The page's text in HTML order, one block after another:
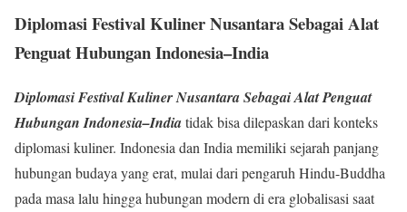
Diplomasi Festival Kuliner Nusantara Sebagai Alat
Penguat Hubungan Indonesia–India
Diplomasi Festival Kuliner Nusantara Sebagai Alat Penguat
Hubungan Indonesia–Indiatidak bisa dilepaskan dari konteks
diplomasi kuliner. Indonesia dan India memiliki sejarah panjang
hubungan budaya yang erat, mulai dari pengaruh Hindu-Buddha
pada masa lalu hingga hubungan modern di era globalisasi saat